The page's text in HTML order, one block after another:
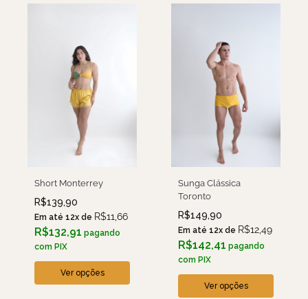
Short Monterrey
R$139,90
Em até 12x de R$11,66
R$132,91 pagando
com PIX
Ver opções
Sunga Clássica
Toronto
R$149,90
Em até 12x de R$12,49
R$142,41 pagando
com PIX
Ver opções